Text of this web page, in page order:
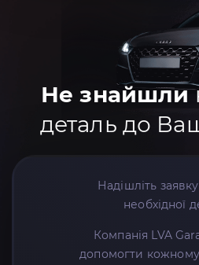
Не знайшли
деталь до
Надішліть
необхідної
Компанія LVA
допомогти